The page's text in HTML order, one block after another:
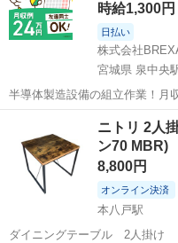
時給1,300円
日払い
株式会社
宮城県 泉中央
半導体製造設備の組立作業！月
中中！社会保険完備！送迎あ
備！作業着無償貸与◎食堂利用可★
場のお仕事 ◇半導体製造設備...
その他
ニトリ 2人掛け ダイニングテーブル(ステイ
ン70 MBR)
8,800円
オンライン決済
本八戸駅
ダイニングテーブル 2人掛け